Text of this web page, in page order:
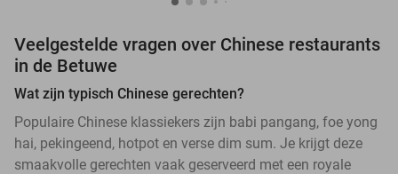
Veelgestelde vragen over Chinese restaurants
in de Betuwe
Wat zijn typisch Chinese gerechten?
Populaire Chinese klassiekers zijn babi pangang, foe yong
hai, pekingeend, hotpot en verse dim sum. Je krijgt deze
smaakvolle gerechten vaak geserveerd met een royale